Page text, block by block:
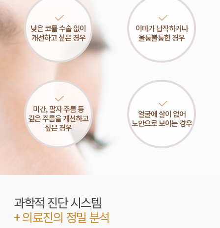
낮은 코를 수술 없이
개선하고 싶은 경우
이마가 납작하거나
울퉁불퉁한 경우
미간, 팔자 주름 등
깊은 주름을 개선하고
싶은 경우
얼굴에 살이 없어
노안으로 보이는 경우
과학적 진단 시스템
+ 의료진의 정밀 분석